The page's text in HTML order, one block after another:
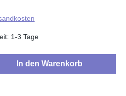
1-3 Tage
den gewünschten
In den Warenkorb